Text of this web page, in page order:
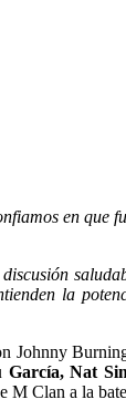
en que
la
Johnny
García, Nat
M Clan a la